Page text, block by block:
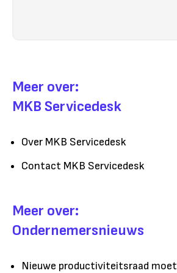
Meer over:
MKB Servicedesk
Over MKB Servicedesk
Contact MKB Servicedesk
Meer over:
Ondernemersnieuws
Nieuwe productiviteitsraad moet